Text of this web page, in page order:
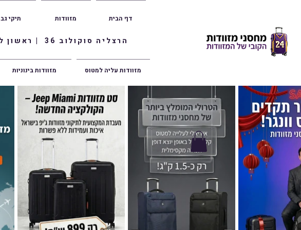
הרצליה סוקולוב 36 | ראשון לציון הרצל 47 | פתח תקווה אשכנזי 1
תיקי גב מזוודות דף הבית
מזוודות בינוניות מזוודות עליה למטוס